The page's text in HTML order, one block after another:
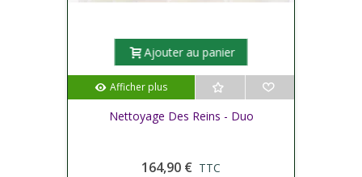
Ajouter au panier
Afficher plus
Nettoyage Des Reins - Duo
164,90 € TTC